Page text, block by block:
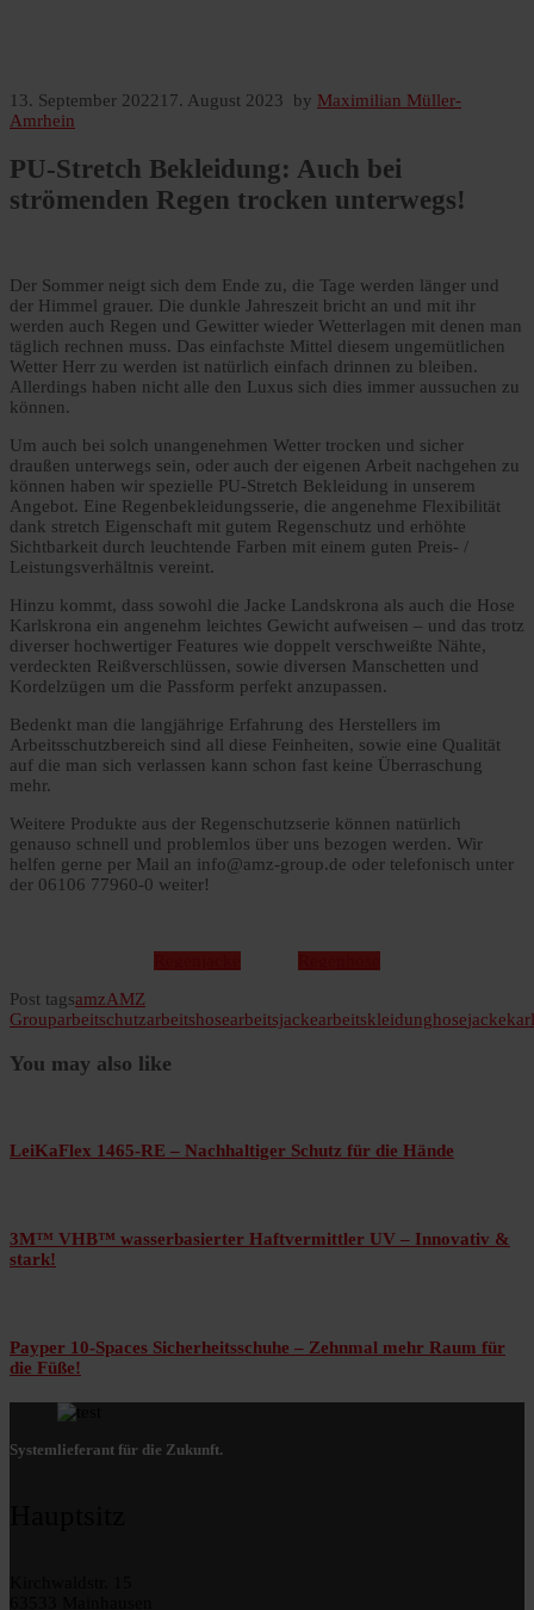
13. September 2022 17. August 2023 by Maximilian Müller-
Amrhein
PU-Stretch Bekleidung: Auch bei
strömenden Regen trocken unterwegs!
Der Sommer neigt sich dem Ende zu, die Tage werden länger und
der Himmel grauer. Die dunkle Jahreszeit bricht an und mit ihr
werden auch Regen und Gewitter wieder Wetterlagen mit denen man
täglich rechnen muss. Das einfachste Mittel diesem ungemütlichen
Wetter Herr zu werden ist natürlich einfach drinnen zu bleiben.
Allerdings haben nicht alle den Luxus sich dies immer aussuchen zu
können.
Um auch bei solch unangenehmen Wetter trocken und sicher
draußen unterwegs sein, oder auch der eigenen Arbeit nachgehen zu
können haben wir spezielle PU-Stretch Bekleidung in unserem
Angebot. Eine Regenbekleidungsserie, die angenehme Flexibilität
dank stretch Eigenschaft mit gutem Regenschutz und erhöhte
Sichtbarkeit durch leuchtende Farben mit einem guten Preis- /
Leistungsverhältnis vereint.
Hinzu kommt, dass sowohl die Jacke Landskrona als auch die Hose
Karlskrona ein angenehm leichtes Gewicht aufweisen – und das trotz
diverser hochwertiger Features wie doppelt verschweißte Nähte,
verdeckten Reißverschlüssen, sowie diversen Manschetten und
Kordelzügen um die Passform perfekt anzupassen.
Bedenkt man die langjährige Erfahrung des Herstellers im
Arbeitsschutzbereich sind all diese Feinheiten, sowie eine Qualität
auf die man sich verlassen kann schon fast keine Überraschung
mehr.
Weitere Produkte aus der Regenschutzserie können natürlich
genauso schnell und problemlos über uns bezogen werden. Wir
helfen gerne per Mail an info@amz-group.de oder telefonisch unter
der 06106 77960-0 weiter!
Post tagsamzAMZ
Grouparbeitschutzarbeitshosearbeitsjackearbeitskleidunghosejacke
You may also like
LeiKaFlex 1465-RE – Nachhaltiger Schutz für die Hände
3M™ VHB™ wasserbasierter Haftvermittler UV – Innovativ &
stark!
Payper 10-Spaces Sicherheitsschuhe – Zehnmal mehr Raum für
die Füße!
Systemlieferant für die Zukunft.